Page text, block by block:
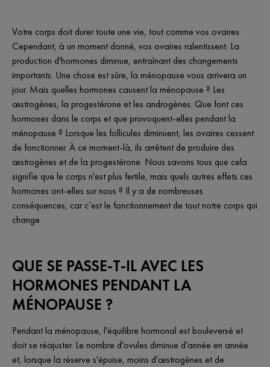
Votre corps doit durer toute une vie, tout comme vos ovaires.
Cependant, à un moment donné, vos ovaires ralentissent. La
production d'hormones diminue, entraînant des changements
importants. Une chose est sûre, la ménopause vous arrivera un
jour. Mais quelles hormones causent la ménopause ? Les
œstrogènes, la progestérone et les androgènes. Que font ces
hormones dans le corps et que provoquent-elles pendant la
ménopause ? Lorsque les follicules diminuent, les ovaires cessent
de fonctionner. À ce moment-là, ils arrêtent de produire des
œstrogènes et de la progestérone. Nous savons tous que cela
signifie que le corps n'est plus fertile, mais quels autres effets ces
hormones ont-elles sur nous ? Il y a de nombreuses
conséquences, car c’est le fonctionnement de tout notre corps qui
change.
QUE SE PASSE-T-IL AVEC LES
HORMONES PENDANT LA
MÉNOPAUSE ?
Pendant la ménopause, l'équilibre hormonal est bouleversé et
doit se réajuster. Le nombre d'ovules diminue d’année en année
et, lorsque la réserve s'épuise, moins d'œstrogènes et de